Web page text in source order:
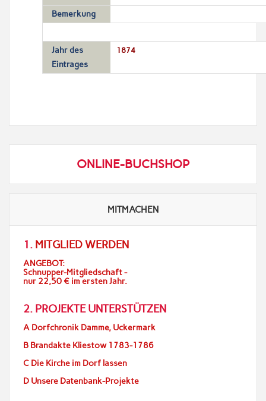
Bemerkung
Jahr des
Eintrages
1874
ONLINE-BUCHSHOP
MITMACHEN
1. MITGLIED WERDEN
ANGEBOT:
Schnupper-Mitgliedschaft -
nur 22,50 € im ersten Jahr.
2. PROJEKTE UNTERSTÜTZEN
A Dorfchronik Damme, Uckermark
B Brandakte Kliestow 1783-1786
C Die Kirche im Dorf lassen
D Unsere Datenbank-Projekte